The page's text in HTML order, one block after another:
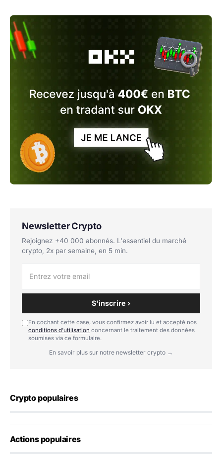
Newsletter Crypto
Rejoignez +40 000 abonnés. L'essentiel du marché
crypto, 2x par semaine, en 5 min.
S'inscrire ›
En cochant cette case, vous confirmez avoir lu et accepté nos
conditions d'utilisation concernant le traitement des données
soumises via ce formulaire.
En savoir plus sur notre newsletter crypto →
Crypto populaires
Actions populaires